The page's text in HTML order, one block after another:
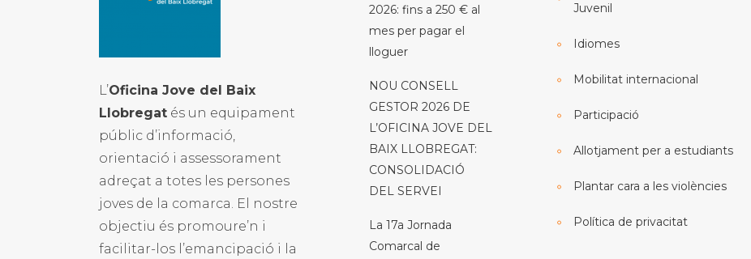
L’Oficina Jove del Baix
Llobregat és un equipament
públic d’informació,
orientació i assessorament
adreçat a totes les persones
joves de la comarca. El nostre
objectiu és promoure’n i
facilitar-los l’emancipació i la
2026: fins a 250 € al
mes per pagar el
lloguer
NOU CONSELL
GESTOR 2026 DE
L’OFICINA JOVE DEL
BAIX LLOBREGAT:
CONSOLIDACIÓ
DEL SERVEI
La 17a Jornada
Comarcal de
Juvenil
Idiomes
Mobilitat internacional
Participació
Allotjament per a estudiants
Plantar cara a les violències
Política de privacitat